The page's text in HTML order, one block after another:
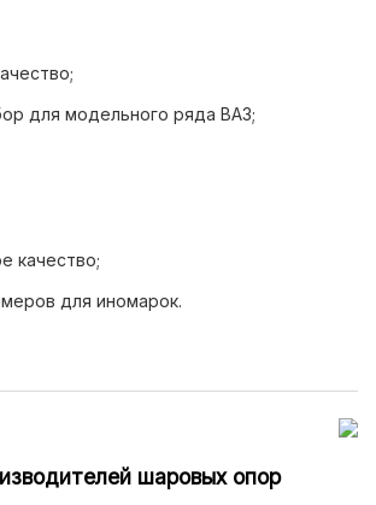
для модельного ряда ВАЗ;
бренда.
качество;
для иномарок.
шаровых опор